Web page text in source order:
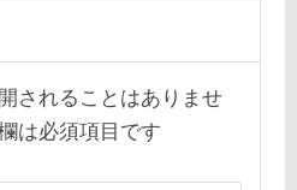
されることはありませ
は必須項目です